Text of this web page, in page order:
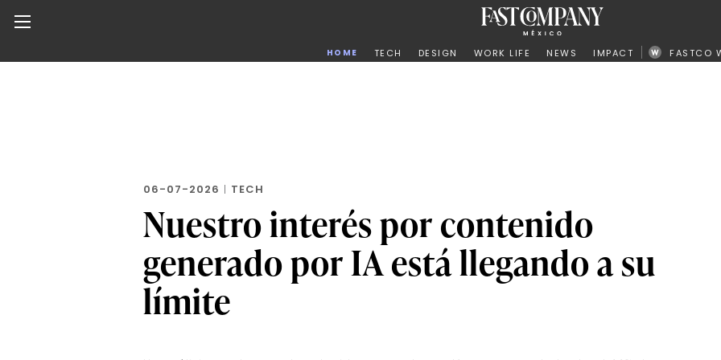
Noticias de negocios, innovación, tecnología y diseño
HOME TECH DESIGN WORK LIFE NEWS IMPACT FASTCO
06-07-2026 | TECH
Nuestro interés por contenido
generado por IA está llegando a su
límite